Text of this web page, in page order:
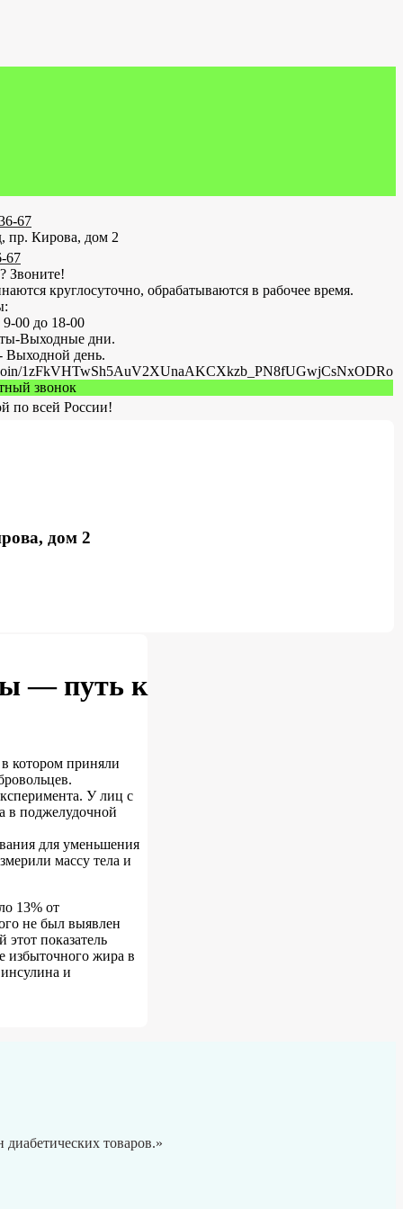
67
пр. Кирова, дом 2
67
Звоните!
круглосуточно, обрабатываются в рабочее время.
00 до 18-00
Выходные дни.
Выходной день.
1zFkVHTwSh5AuV2XUnaAKCXkzb_PN8fUGwjCsNxODRo
звонок
по всей России!
дом 2
— путь к
котором приняли
У лиц с
в поджелудочной
для уменьшения
массу тела и
13% от
не был выявлен
показатель
избыточного жира в
и
товаров.»